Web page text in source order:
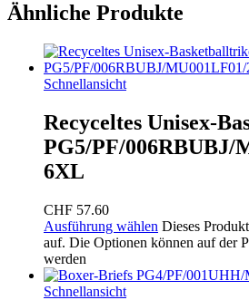
Ähnliche Produkte
Schnellansicht
Recyceltes Unisex-
PG5/PF/006RBUBJ/
6XL
CHF 57.60
Ausführung wählen Dieses
auf. Die Optionen können auf der
werden
Schnellansicht